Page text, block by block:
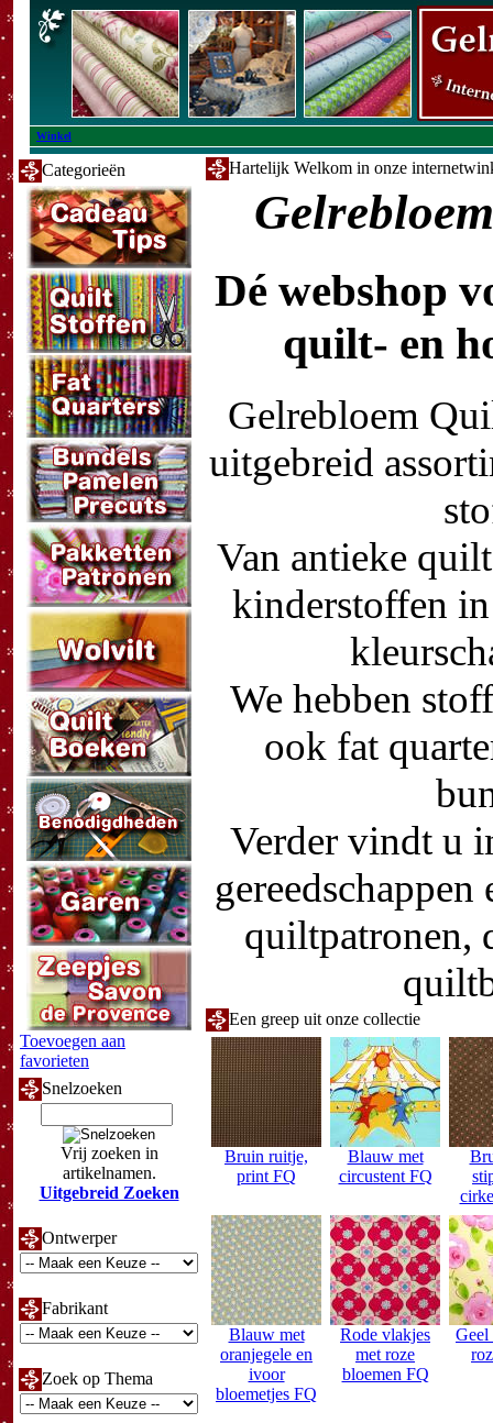
Winkel
Categorieën
Toevoegen aan
favorieten
Snelzoeken
Vrij zoeken in
artikelnamen.
Uitgebreid Zoeken
Ontwerper
Fabrikant
Zoek op Thema
Hartelijk Welkom in onze
Dé webshop
quilt- en
Gelrebloem
uitgebreid
Van antieke
kinderstoffen
We hebben
ook fat
Verder vindt u
quiltpatronen,
Een greep uit onze collectie
Bruin ruitje,
print FQ
Blauw met
circustent FQ
Blauw met
oranjegele en
ivoor
bloemetjes FQ
Rode vlakjes
met roze
bloemen FQ
Geel